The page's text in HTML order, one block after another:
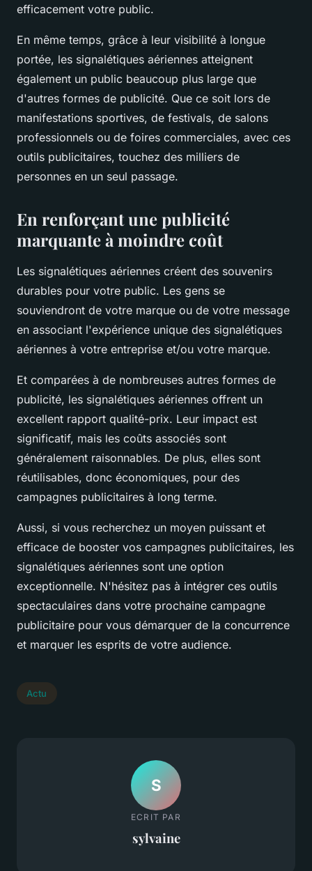
efficacement votre public.
En même temps, grâce à leur visibilité à longue
portée, les signalétiques aériennes atteignent
également un public beaucoup plus large que
d'autres formes de publicité. Que ce soit lors de
manifestations sportives, de festivals, de salons
professionnels ou de foires commerciales, avec ces
outils publicitaires, touchez des milliers de
personnes en un seul passage.
En renforçant une publicité
marquante à moindre coût
Les signalétiques aériennes créent des souvenirs
durables pour votre public. Les gens se
souviendront de votre marque ou de votre message
en associant l'expérience unique des signalétiques
aériennes à votre entreprise et/ou votre marque.
Et comparées à de nombreuses autres formes de
publicité, les signalétiques aériennes offrent un
excellent rapport qualité-prix. Leur impact est
significatif, mais les coûts associés sont
généralement raisonnables. De plus, elles sont
réutilisables, donc économiques, pour des
campagnes publicitaires à long terme.
Aussi, si vous recherchez un moyen puissant et
efficace de booster vos campagnes publicitaires, les
signalétiques aériennes sont une option
exceptionnelle. N'hésitez pas à intégrer ces outils
spectaculaires dans votre prochaine campagne
publicitaire pour vous démarquer de la concurrence
et marquer les esprits de votre audience.
Actu
S
ECRIT PAR
sylvaine